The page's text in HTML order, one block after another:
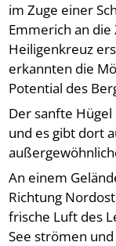
im Zuge einer
Emmerich an
Heiligenkreuz
erkannten die
Potential des
Der sanfte
und es gibt dort
An einem
Richtung
frische Luft des
See strömen